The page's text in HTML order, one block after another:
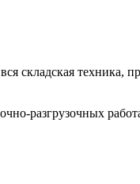
складская техника,
разгрузочных